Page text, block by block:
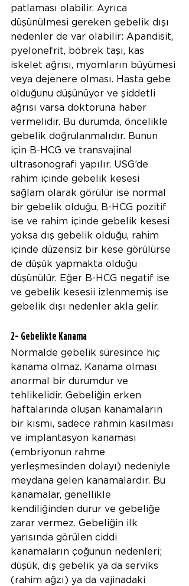
patlaması olabilir. Ayrıca
düşünülmesi gereken gebelik dışı
nedenler de var olabilir: Apandisit,
pyelonefrit, böbrek taşı, kas
iskelet ağrısı, myomların büyümesi
veya dejenere olması. Hasta gebe
olduğunu düşünüyor ve şiddetli
ağrısı varsa doktoruna haber
vermelidir. Bu durumda, öncelikle
gebelik doğrulanmalıdır. Bunun
için B-HCG ve transvajinal
ultrasonografi yapılır. USG’de
rahim içinde gebelik kesesi
sağlam olarak görülür ise normal
bir gebelik olduğu, B-HCG pozitif
ise ve rahim içinde gebelik kesesi
yoksa dış gebelik olduğu, rahim
içinde düzensiz bir kese görülürse
de düşük yapmakta olduğu
düşünülür. Eğer B-HCG negatif ise
ve gebelik kesesii izlenmemiş ise
gebelik dışı nedenler akla gelir.
2- Gebelikte Kanama
Normalde gebelik süresince hiç
kanama olmaz. Kanama olması
anormal bir durumdur ve
tehlikelidir. Gebeliğin erken
haftalarında oluşan kanamaların
bir kısmı, sadece rahmin kasılması
ve implantasyon kanaması
(embriyonun rahme
yerleşmesinden dolayı) nedeniyle
meydana gelen kanamalardır. Bu
kanamalar, genellikle
kendiliğinden durur ve gebeliğe
zarar vermez. Gebeliğin ilk
yarısında görülen ciddi
kanamaların çoğunun nedenleri;
düşük, dış gebelik ya da serviks
(rahim ağzı) ya da vajinadaki